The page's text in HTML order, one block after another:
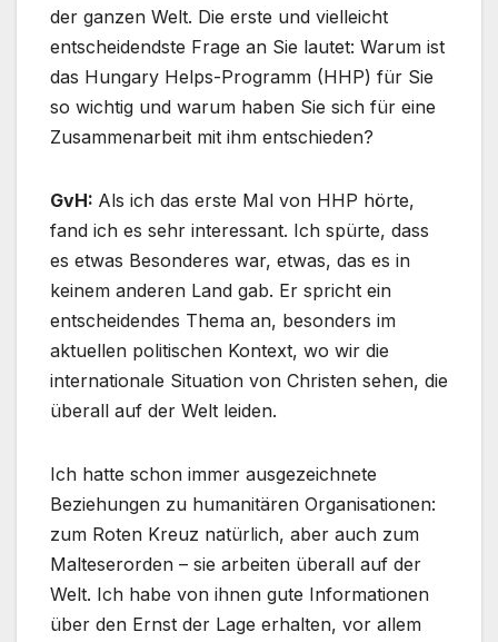
der ganzen Welt. Die erste und vielleicht
entscheidendste Frage an Sie lautet: Warum ist
das Hungary Helps-Programm (HHP) für Sie
so wichtig und warum haben Sie sich für eine
Zusammenarbeit mit ihm entschieden?
GvH: Als ich das erste Mal von HHP hörte,
fand ich es sehr interessant. Ich spürte, dass
es etwas Besonderes war, etwas, das es in
keinem anderen Land gab. Er spricht ein
entscheidendes Thema an, besonders im
aktuellen politischen Kontext, wo wir die
internationale Situation von Christen sehen, die
überall auf der Welt leiden.
Ich hatte schon immer ausgezeichnete
Beziehungen zu humanitären Organisationen:
zum Roten Kreuz natürlich, aber auch zum
Malteserorden – sie arbeiten überall auf der
Welt. Ich habe von ihnen gute Informationen
über den Ernst der Lage erhalten, vor allem